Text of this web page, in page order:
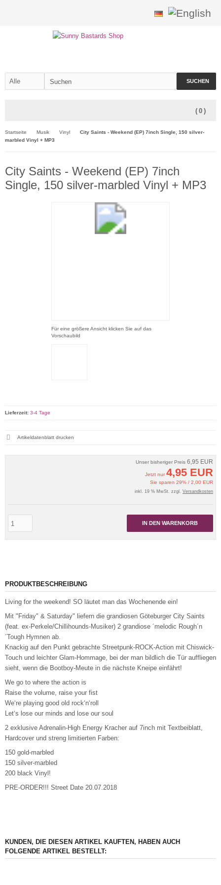
SUCHEN
( 0 )
Startseite Musik Vinyl
City Saints - Weekend (EP) 7inch Single, 150 silver-
marbled Vinyl + MP3
City Saints - Weekend (EP) 7inch
Single, 150 silver-marbled Vinyl + MP3
Für eine größere Ansicht klicken Sie auf das
Vorschaubild
Unser bisheriger Preis 6,95 EUR
Jetzt nur4,95 EUR
Sie sparen 29% / 2,00 EUR
inkl. 19 % MwSt. zzgl. Versandkosten
IN DEN WARENKORB
Lieferzeit: 3-4 Tage
Artikeldatenblatt drucken
PRODUKTBESCHREIBUNG
Living for the weekend! SO läutet man das Wochenende ein!
Mit "Friday" & Saturday" liefern die grandiosen Göteburger City Saints
(feat. ex-Perkele/Chillihounds-Musiker) 2 grandiose ´melodic Rough´n
´Tough Hymnen ab.
Knackig auf den Punkt gebrachte Streetpunk-ROCK-Action mit Chiswick-
Touch und leichter Glam-Hommage, bei der man bildlich die Tür auffliegen
sieht, wenn die Bootboy-Meute in die nächste Kneipe einfährt!
We go to where the action is
Raise the volume, raise your fist
We‘re playing good old rock‘n‘roll
Let‘s lose our minds and lose our soul
2 exklusive Adrenalin-High Energy Kracher auf 7inch mit Textbeiblatt,
Hardcover und streng limitierten Farben:
150 gold-marbled
150 silver-marbled
200 black Vinyl!
PRE-ORDER!!! Street Date 20.07.2018
KUNDEN, DIE DIESEN ARTIKEL KAUFTEN, HABEN AUCH
FOLGENDE ARTIKEL BESTELLT: